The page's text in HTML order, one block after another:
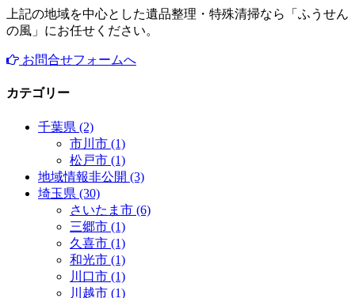
上記の地域を中心とした遺品整理・特殊清掃なら「ふうせん
の風」にお任せください。
お問合せフォームへ
カテゴリー
千葉県 (2)
市川市 (1)
松戸市 (1)
地域情報非公開 (3)
埼玉県 (30)
さいたま市 (6)
三郷市 (1)
久喜市 (1)
和光市 (1)
川口市 (1)
川越市 (1)